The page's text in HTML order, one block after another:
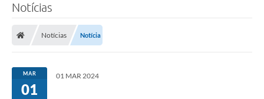
Notícias
Notícias Notícia
MAR
01
01 MAR 2024